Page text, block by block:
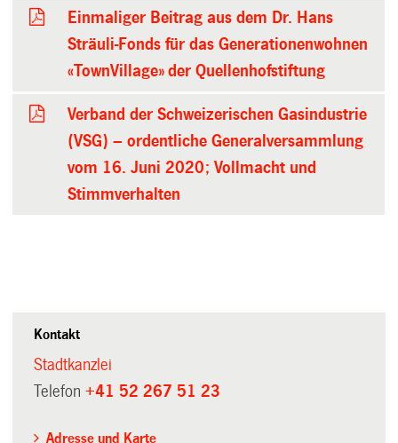
Einmaliger Beitrag aus dem Dr. Hans
Sträuli-Fonds für das Generationenwohnen
«TownVillage» der Quellenhofstiftung
Verband der Schweizerischen Gasindustrie
(VSG) – ordentliche Generalversammlung
vom 16. Juni 2020; Vollmacht und
Stimmverhalten
Kontakt
Stadtkanzlei
Telefon+41 52 267 51 23
Adresse und Karte